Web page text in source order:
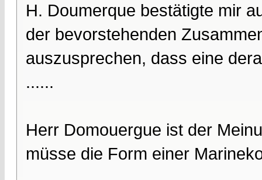
H. Doumerque bestätigte mir
der bevorstehenden
auszusprechen, dass eine
......
Herr Domouergue ist der
müsse die Form einer